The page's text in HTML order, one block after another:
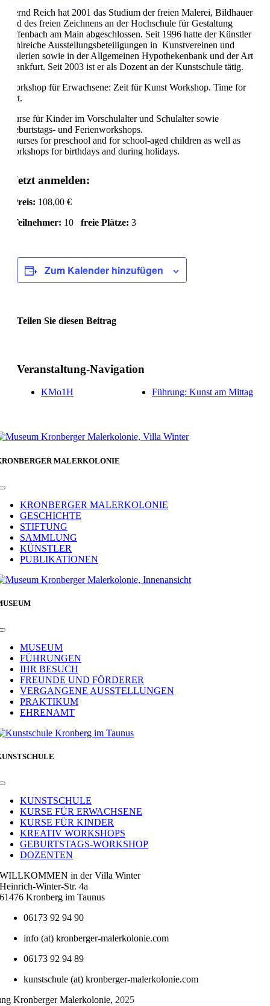
Bernd Reich hat 2001 das Studium der freien Malerei, Bildhauerei
und des freien Zeichnens an der Hochschule für Gestaltung
Offenbach am Main abgeschlossen. Seit 1996 hatte der Künstler
zahlreiche Ausstellungsbeteiligungen in Kunstvereinen und
Galerien sowie in der Allgemeinen Hypothekenbank und der Art
Frankfurt. Seit 2003 ist er als Dozent an der Kunstschule tätig.
Workshop für Erwachsene: Zeit für Kunst Workshop. Time for
Art.
Kurse für Kinder im Vorschulalter und Schulalter sowie
Geburtstags- und Ferienworkshops.
Courses for preschool and for school-aged children as well as
workshops for birthdays and during holidays.
Jetzt anmelden:
Preis: 108,00 €
Teilnehmer: 10freie Plätze: 3
Zum Kalender hinzufügen
Teilen Sie diesen Beitrag
Veranstaltung-Navigation
KMo1H Führung: Kunst am Mittag
MALERKOLONIE
Toggle
NavigationKRONBERGER MALERKOLONIE
GESCHICHTE
STIFTUNG
SAMMLUNG
KÜNSTLER
PUBLIKATIONEN
Toggle
NavigationMUSEUM
FÜHRUNGEN
IHR BESUCH
FREUNDE UND FÖRDERER
VERGANGENE AUSSTELLUNGEN
PRAKTIKUM
EHRENAMT
Toggle
NavigationKUNSTSCHULE
KURSE FÜR ERWACHSENE
KURSE FÜR KINDER
KREATIV WORKSHOPS
GEBURTSTAGS-WORKSHOP
DOZENTEN
WILLKOMMEN in der Villa Winter
Heinrich-Winter-Str. 4a
61476 Kronberg im Taunus
06173 92 94 90
info (at) kronberger-malerkolonie.com
06173 92 94 89
kunstschule (at) kronberger-malerkolonie.com
Kronberger Malerkolonie, 2025